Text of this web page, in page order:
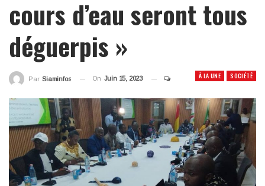
cours d’eau seront tous
déguerpis »
À LA UNE SOCIÉTÉ
Par Siaminfos On Juin 15, 2023